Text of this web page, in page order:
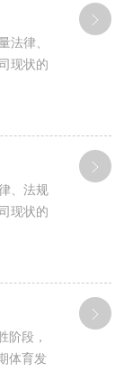
法律、
现状的
、法规
现状的
阶段，
体育发